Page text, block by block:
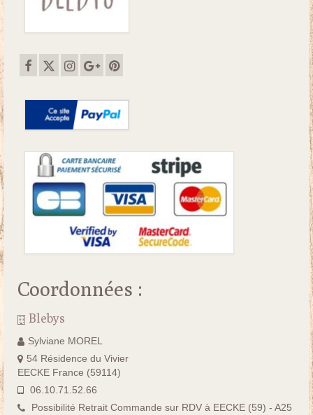
Coordonnées :
Blebys
Sylviane MOREL
54 Résidence du Vivier
EECKE France (59114)
06.10.71.52.66
Possibilité Retrait Commande sur RDV à EECKE (59) - A25